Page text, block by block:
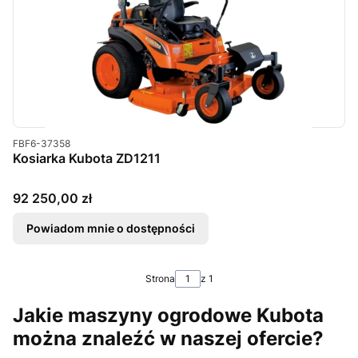
Kod produktu
FBF6-37358
Kosiarka Kubota ZD1211
Cena
92 250,00 zł
Powiadom mnie o dostępności
Strona z 1
Jakie maszyny ogrodowe Kubota
można znaleźć w naszej ofercie?